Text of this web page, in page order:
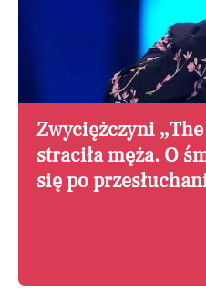
Zwyciężczyni
straciła męża. O
się po